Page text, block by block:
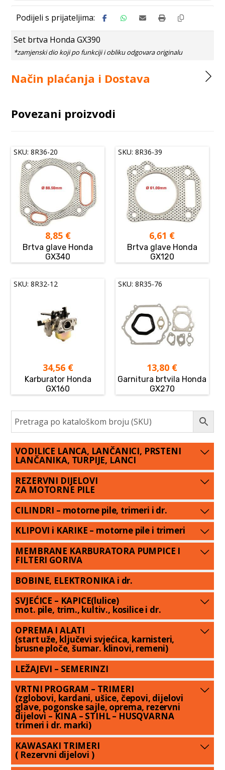
Set brtva Honda GX390
Način plaćanja i Dostava
Povezani proizvodi
SKU: 8R36-20
8,85 €
Brtva glave Honda
GX340
SKU: 8R36-39
6,61 €
Brtva glave Honda
GX120
SKU: 8R32-12
34,56 €
Karburator Honda
GX160
SKU: 8R35-76
13,80 €
Garnitura brtvila Honda
GX270
VODILICE LANCA, LANČANICI, PRSTENI
LANČANIKA, TURPIJE, LANCI
REZERVNI DIJELOVI
ZA MOTORNE PILE
CILINDRI – motorne pile, trimeri i dr.
KLIPOVI i KARIKE – motorne pile i trimeri
MEMBRANE KARBURATORA PUMPICE I
FILTERI GORIVA
BOBINE, ELEKTRONIKA i dr.
SVJEĆICE – KAPICE(lulice)
mot. pile, trim., kultiv., kosilice i dr.
OPREMA I ALATI
(start uže, ključevi svjećica, karnisteri,
brusne ploče, šumar. klinovi, remeni)
LEŽAJEVI – SEMERINZI
VRTNI PROGRAM – TRIMERI
(zglobovi, kardani, ušice, čepovi, dijelovi
glave, pogonske sajle, oprema, rezervni
dijelovi – KINA – STIHL – HUSQVARNA
trimeri i dr. marki)
KAWASAKI TRIMERI
( Rezervni dijelovi )